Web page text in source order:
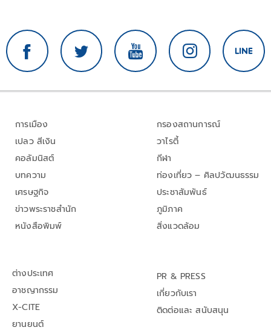
การเมือง
เปลว สีเงิน
คอลัมนิสต์
บทความ
เศรษฐกิจ
ข่าวพระราชสำนัก
หนังสือพิมพ์
กรองสถานการณ์
วาไรตี้
กีฬา
ท่องเที่ยว – ศิลปวัฒนธรรม
ประชาสัมพันธ์
ภูมิภาค
สิ่งแวดล้อม
ต่างประเทศ
อาชญากรรม
X-CITE
ยานยนต์
PR & PRESS
เกี่ยวกับเรา
ติดต่อและ สนับสนุน